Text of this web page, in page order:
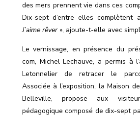
des mers prennent vie dans ces
Dix-sept d’entre elles complètent
J’aime rêver », ajoute-t-elle avec
Le vernissage, en présence du
com, Michel Lechauve, a permis à
Letonnelier de retracer le
Associée à l’exposition, la Maison
Belleville, propose aux
pédagogique composé de dix-sept